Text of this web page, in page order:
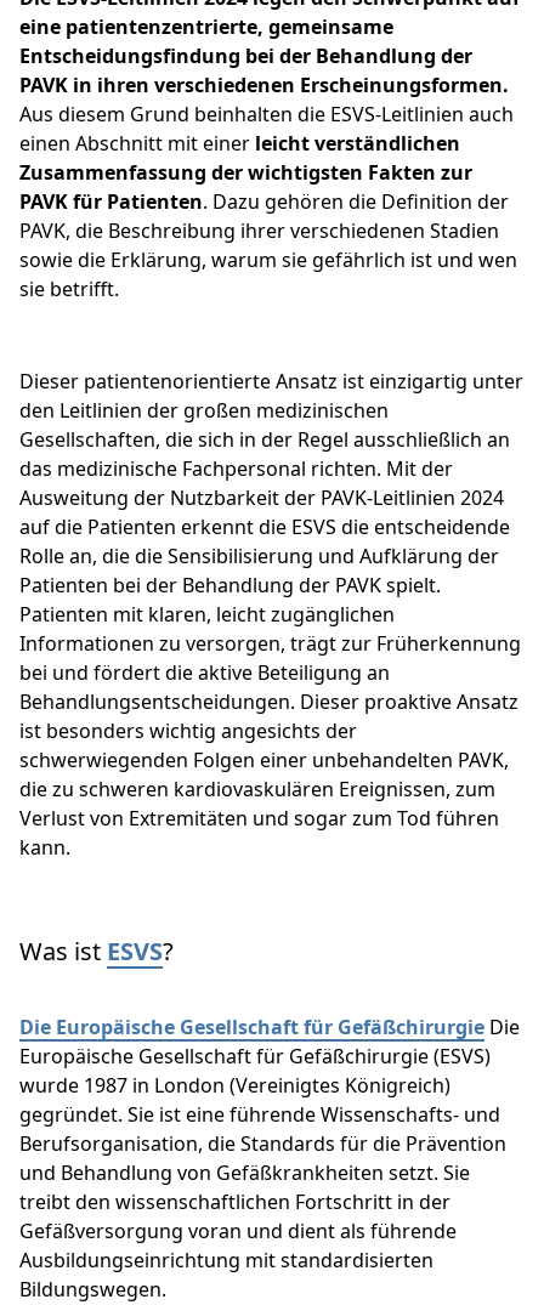
eine patientenzentrierte, gemeinsame
Entscheidungsfindung bei der Behandlung der
PAVK in ihren verschiedenen Erscheinungsformen.
Aus diesem Grund beinhalten die ESVS-Leitlinien auch
einen Abschnitt mit einer leicht verständlichen
Zusammenfassung der wichtigsten Fakten zur
PAVK für Patienten. Dazu gehören die Definition der
PAVK, die Beschreibung ihrer verschiedenen Stadien
sowie die Erklärung, warum sie gefährlich ist und wen
sie betrifft.
Dieser patientenorientierte Ansatz ist einzigartig unter
den Leitlinien der großen medizinischen
Gesellschaften, die sich in der Regel ausschließlich an
das medizinische Fachpersonal richten. Mit der
Ausweitung der Nutzbarkeit der PAVK-Leitlinien 2024
auf die Patienten erkennt die ESVS die entscheidende
Rolle an, die die Sensibilisierung und Aufklärung der
Patienten bei der Behandlung der PAVK spielt.
Patienten mit klaren, leicht zugänglichen
Informationen zu versorgen, trägt zur Früherkennung
bei und fördert die aktive Beteiligung an
Behandlungsentscheidungen. Dieser proaktive Ansatz
ist besonders wichtig angesichts der
schwerwiegenden Folgen einer unbehandelten PAVK,
die zu schweren kardiovaskulären Ereignissen, zum
Verlust von Extremitäten und sogar zum Tod führen
kann.
Was ist ESVS?
Die Europäische Gesellschaft für Gefäßchirurgie Die
Europäische Gesellschaft für Gefäßchirurgie (ESVS)
wurde 1987 in London (Vereinigtes Königreich)
gegründet. Sie ist eine führende Wissenschafts- und
Berufsorganisation, die Standards für die Prävention
und Behandlung von Gefäßkrankheiten setzt. Sie
treibt den wissenschaftlichen Fortschritt in der
Gefäßversorgung voran und dient als führende
Ausbildungseinrichtung mit standardisierten
Bildungswegen.